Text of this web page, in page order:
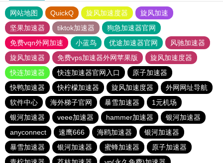
网站地图 QuickQ 旋风加速度器
旋风加速
坚果加速器
tiktok加速器
狗急加速器官网
免费vqn外网加速
小蓝鸟 优途加速器官网
风驰加速器
旋风加速器
免费vps加速器外网苹果版
旋风加速度器
快连加速器
快连加速器官网入口
原子加速器
快鸭加速器
快柠檬加速器 旋风加速度器
外网网址导航
软件中心
海外梯子官网 暴雪加速器
1元机场
银河加速器
veee加速器 hammer加速器
银河加速器
anyconnect
速鹰666 海鸥加速器
银河加速器
暴雪加速器
银河加速器 蜜蜂加速器
原子加速器